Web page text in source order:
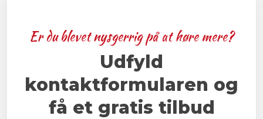
Er du blevet nysgerrig på at høre mere?
Udfyld
kontaktformularen ​og
få et gratis tilbud